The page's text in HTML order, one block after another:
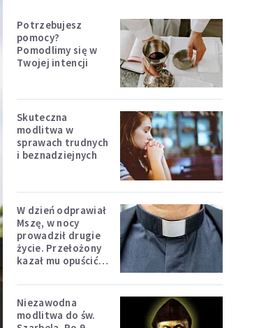
Potrzebujesz
pomocy?
Pomodlimy się w
Twojej intencji
Skuteczna
modlitwa w
sprawach trudnych
i beznadziejnych
W dzień odprawiał
Mszę, w nocy
prowadził drugie
życie. Przełożony
kazał mu opuścić
Niezawodna
modlitwa do św.